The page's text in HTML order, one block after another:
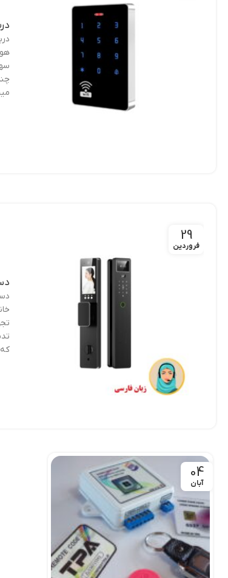
29
فروردین
که
04
آبان